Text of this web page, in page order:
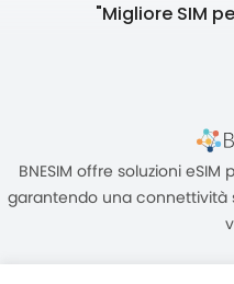
"Migliore SIM
BNESIM offre soluzioni
garantendo una connettività